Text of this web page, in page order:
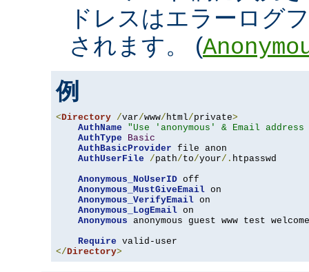
ドレスはエラーログ
されます。 (
例
<Directory /var/www/ html/private>
AuthName
"Use 'anonymous' & Email
AuthType
Basic
AuthBasicProvider file anon
AuthUserFile
/path/to/your/. htpasswd
Anonymous_NoUserID off
Anonymous_MustGiveEmail on
Anonymous_VerifyEmail on
Anonymous_LogEmail on
Anonymous anonymous guest www test welcome
Require
</Directory>